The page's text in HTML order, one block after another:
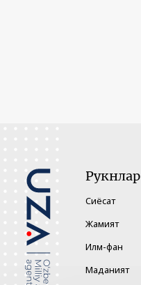
Рукнлар
Сиёсат
Жамият
Илм-фан
Маданият